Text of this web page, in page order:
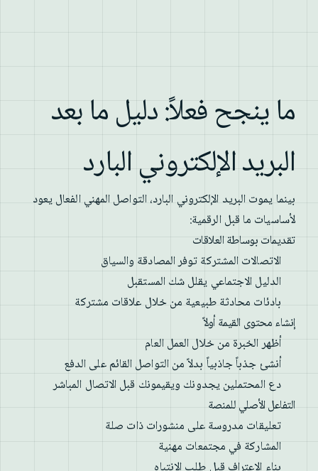
ما ينجح فعلاً: دليل ما بعد
البريد الإلكتروني البارد
بينما يموت البريد الإلكتروني البارد، التواصل المهني الفعال يعود
لأساسيات ما قبل الرقمية:
تقديمات بوساطة العلاقات
الاتصالات المشتركة توفر المصادقة والسياق
الدليل الاجتماعي يقلل شك المستقبل
بادئات محادثة طبيعية من خلال علاقات مشتركة
إنشاء محتوى القيمة أولاً
أظهر الخبرة من خلال العمل العام
أنشئ جذباً جاذبياً بدلاً من التواصل القائم على الدفع
دع المحتملين يجدونك ويقيمونك قبل الاتصال المباشر
التفاعل الأصلي للمنصة
تعليقات مدروسة على منشورات ذات صلة
المشاركة في مجتمعات مهنية